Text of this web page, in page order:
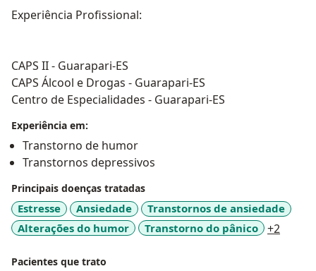
Experiência Profissional:
CAPS II - Guarapari-ES
CAPS Álcool e Drogas - Guarapari-ES
Centro de Especialidades - Guarapari-ES
Experiência em:
Transtorno de humor
Transtornos depressivos
Principais doenças tratadas
Estresse Ansiedade
Transtornos de ansiedade
Alterações do humor
Transtorno do pânico +2
Pacientes que trato